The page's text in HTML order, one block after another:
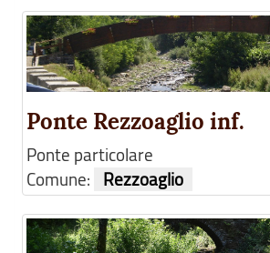
Ponte Rezzoaglio inf.
Ponte particolare
Comune:
Rezzoaglio